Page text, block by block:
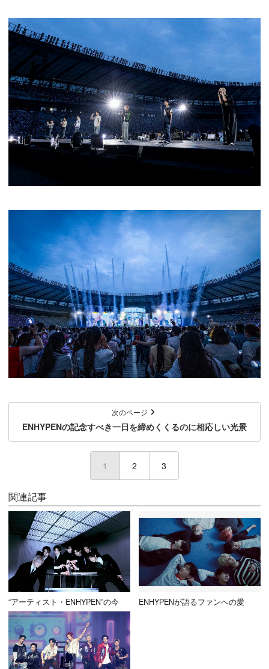
次のページ
ENHYPENの記念すべき一日を締めくくるのに相応しい光景
1 (current)
2 3
関連記事
“アーティスト・ENHYPEN”の今 ENHYPENが語るファンへの愛